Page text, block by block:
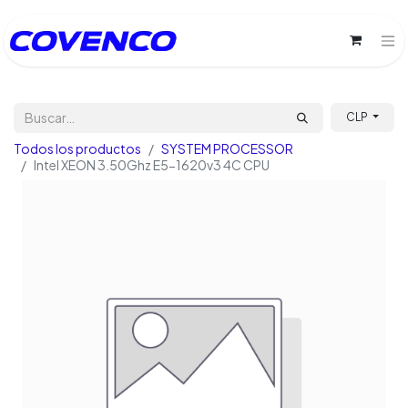
CLP
Todos los productos
SYSTEM PROCESSOR
Intel XEON 3.50Ghz E5-1620v3 4C CPU